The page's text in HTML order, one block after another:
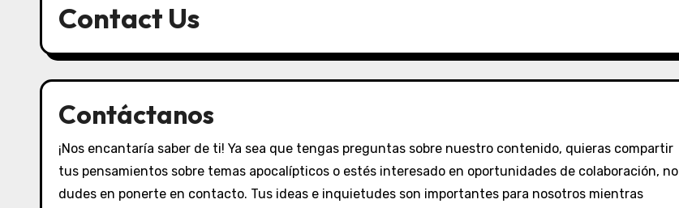
Contact Us
Contáctanos
¡Nos encantaría saber de ti! Ya sea que tengas preguntas sobre nuestro contenido, quieras compartir
tus pensamientos sobre temas apocalípticos o estés interesado en oportunidades de colaboración, no
dudes en ponerte en contacto. Tus ideas e inquietudes son importantes para nosotros mientras